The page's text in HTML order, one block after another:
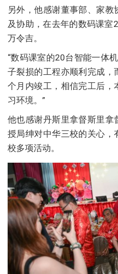
另外，他感谢董事部、家
及协助，在去年的数码课
万令吉。
“数码课室的20台智能一体
子裂损的工程亦顺利完成
个月内竣工，相信完工后，
习环境。”
他也感谢丹斯里拿督斯里拿
授局绅对中华三校的关心
校多项活动。